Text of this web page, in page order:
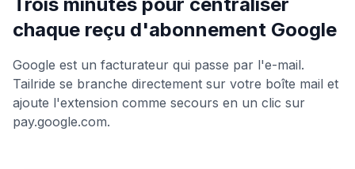
chaque reçu d'abonnement Google
Google est un facturateur qui passe par l'e-mail.
Tailride se branche directement sur votre boîte mail et
ajoute l'extension comme secours en un clic sur
pay.google.com.